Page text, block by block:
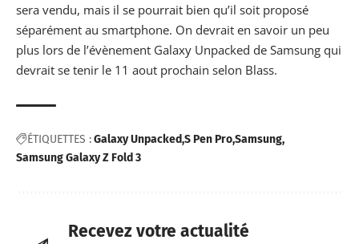
sera vendu, mais il se pourrait bien qu’il soit proposé
séparément au smartphone. On devrait en savoir un peu
plus lors de l’évènement Galaxy Unpacked de Samsung qui
devrait se tenir le 11 aout prochain selon Blass.
ÉTIQUETTES :Galaxy Unpacked S Pen ProSamsung
Samsung Galaxy Z Fold 3
Recevez votre actualité